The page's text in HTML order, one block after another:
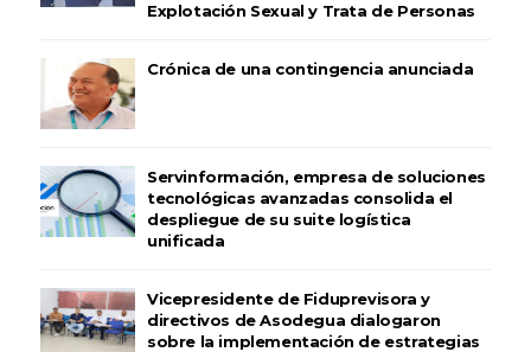
Explotación Sexual y Trata de Personas
Crónica de una contingencia anunciada
Servinformación, empresa de soluciones
tecnológicas avanzadas consolida el
despliegue de su suite logística
unificada
Vicepresidente de Fiduprevisora y
directivos de Asodegua dialogaron
sobre la implementación de estrategias